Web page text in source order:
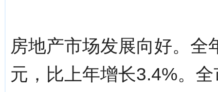
房地产市场发展向好。
元，比上年增长3.4%。